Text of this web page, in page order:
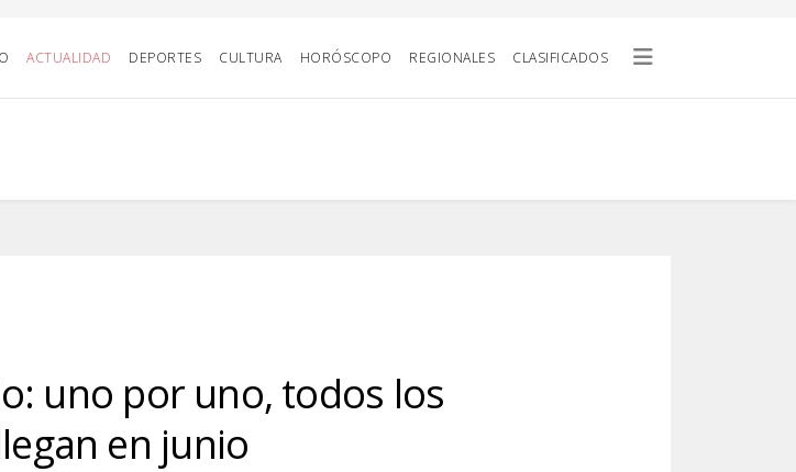
ACTUALIDAD DEPORTES CULTURA HORÓSCOPO REGIONALES CLASIFICADOS
uno por uno, todos los
en junio